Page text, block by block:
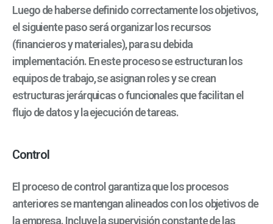
Luego de haberse definido correctamente los objetivos,
el siguiente paso será organizar los recursos
(financieros y materiales), para su debida
implementación. En este proceso se estructuran los
equipos de trabajo, se asignan roles y se crean
estructuras jerárquicas o funcionales que facilitan el
flujo de datos y la ejecución de tareas.
Control
El proceso de control garantiza que los procesos
anteriores se mantengan alineados con los objetivos de
la empresa. Incluye la supervisión constante de las